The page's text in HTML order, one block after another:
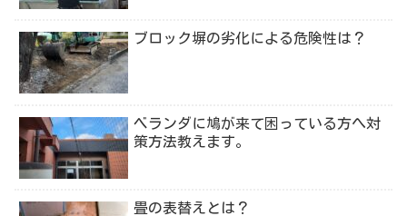
ブロック塀の劣化による危険性は？
ベランダに鳩が来て困っている方へ対
策方法教えます。
畳の表替えとは？